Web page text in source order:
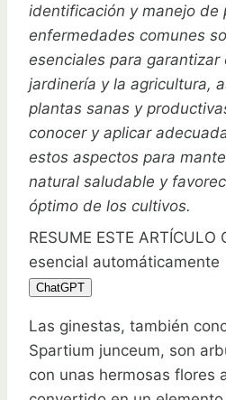
identificación y manejo de
enfermedades comunes
esenciales para garantizar
jardinería y la agricultura,
plantas sanas y
conocer y aplicar
estos aspectos para
natural saludable y
óptimo de los cultivos.
RESUME ESTE
esencial automáticamente
ChatGPT
Las ginestas, también
Spartium junceum, son
con unas hermosas flores